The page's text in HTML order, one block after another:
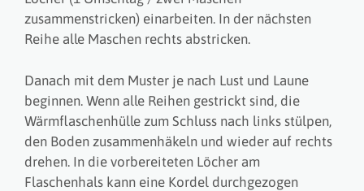
zusammenstricken) einarbeiten. In der nächsten
Reihe alle Maschen rechts abstricken.
Danach mit dem Muster je nach Lust und Laune
beginnen. Wenn alle Reihen gestrickt sind, die
Wärmflaschenhülle zum Schluss nach links stülpen,
den Boden zusammenhäkeln und wieder auf rechts
drehen. In die vorbereiteten Löcher am
Flaschenhals kann eine Kordel durchgezogen